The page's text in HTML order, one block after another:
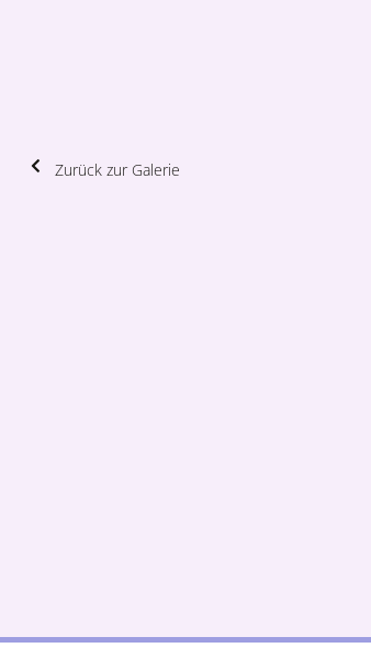
Zurück zur Galerie